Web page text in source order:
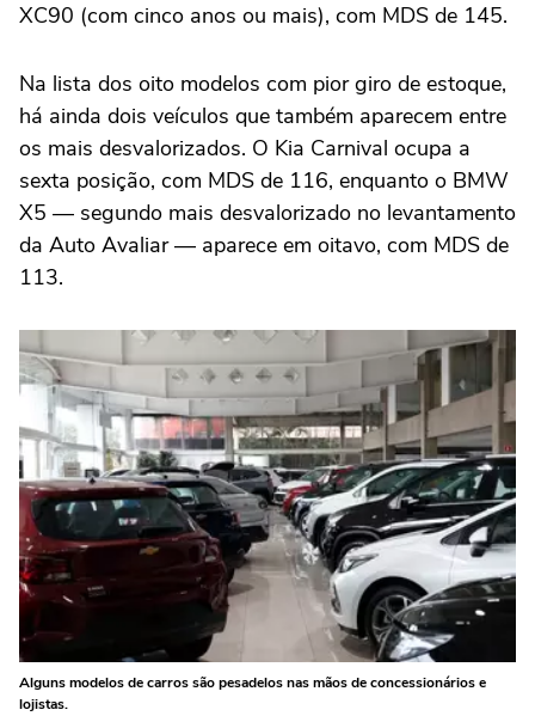
XC90 (com cinco anos ou mais), com MDS de 145.
Na lista dos oito modelos com pior giro de estoque,
há ainda dois veículos que também aparecem entre
os mais desvalorizados. O Kia Carnival ocupa a
sexta posição, com MDS de 116, enquanto o BMW
X5 — segundo mais desvalorizado no levantamento
da Auto Avaliar — aparece em oitavo, com MDS de
113.
Alguns modelos de carros são pesadelos nas mãos de concessionários e
lojistas.